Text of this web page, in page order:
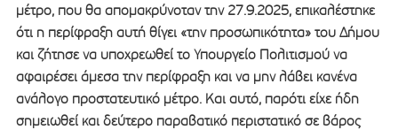
μέτρο, που θα απομακρύνοταν την 27.9.2025, επικαλέστηκε
ότι η περίφραξη αυτή θίγει «την προσωπικότητα» του Δήμου
και ζήτησε να υποχρεωθεί το Υπουργείο Πολιτισμού να
αφαιρέσει άμεσα την περίφραξη και να μην λάβει κανένα
ανάλογο προστατευτικό μέτρο. Και αυτό, παρότι είχε ήδη
σημειωθεί και δεύτερο παραβατικό περιστατικό σε βάρος